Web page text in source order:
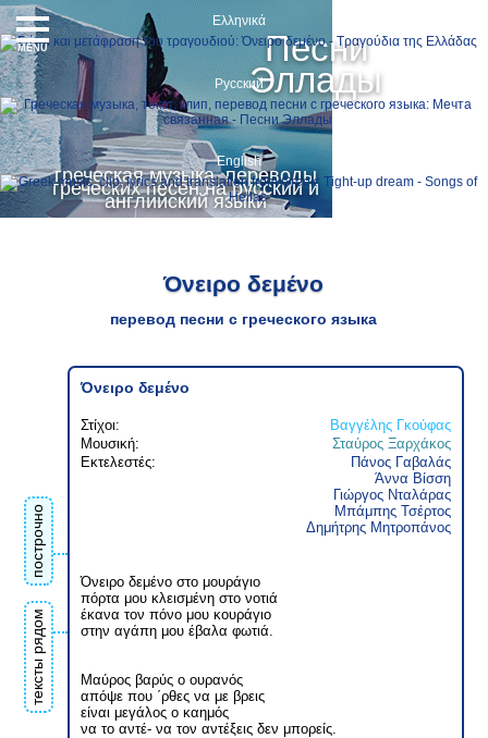
Песни
Эллады
греческая музыка, переводы
греческих песен на русский и
английский языки
Ελληνικά
Русский
English
MENU
Όνειρο δεμένο
перевод песни с греческого языка
построчно
тексты рядом
Όνειρο δεμένο
Στίχοι:
Βαγγέλης Γκούφας
Μουσική:
Σταύρος Ξαρχάκος
Εκτελεστές:
Πάνος Γαβαλάς
Άννα Βίσση
Γιώργος Νταλάρας
Μπάμπης Τσέρτος
Δημήτρης Μητροπάνος
Όνειρο δεμένο στο μουράγιο
πόρτα μου κλεισμένη στο νοτιά
έκανα τον πόνο μου κουράγιο
στην αγάπη μου έβαλα φωτιά.
Μαύρος βαρύς ο ουρανός
απόψε που ΄ρθες να με βρεις
είναι μεγάλος ο καημός
να το αντέ- να τον αντέξεις δεν μπορείς.